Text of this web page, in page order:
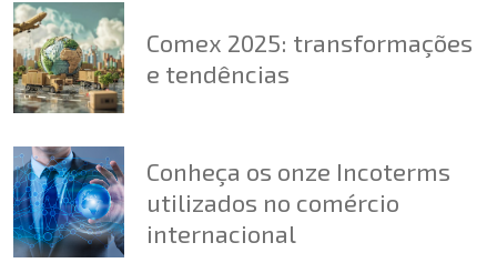
Comex 2025: transformações
e tendências
Conheça os onze Incoterms
utilizados no comércio
internacional